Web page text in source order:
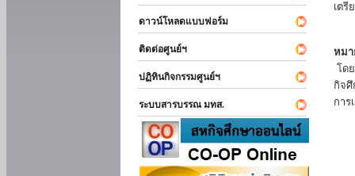
ดาวน์โหลดแบบฟอร์ม
ติดต่อศูนย์ฯ
ปฏิทินกิจกรรมศูนย์ฯ
ระบบสารบรรณ มทส.
เตรี
หมา
โด
กิจ
การ